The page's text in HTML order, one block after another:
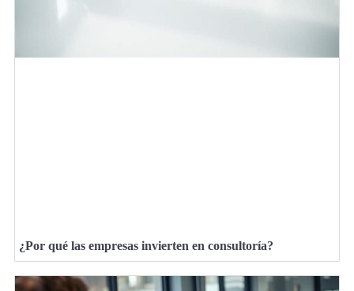
¿Por qué las empresas invierten en consultoría?